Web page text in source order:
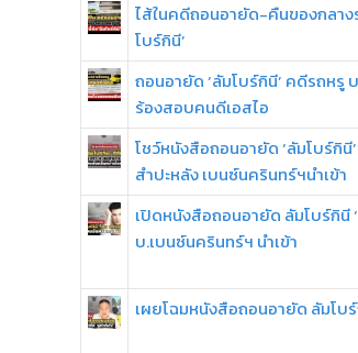
ไส้ในคดีถอนอายัด-คืนของกลาง
โบร์กินี’
ถอนอายัด ‘ลัมโบร์กินี’ คดีรถหรู
ร้องสอบคนดีเอสไอ
โชว์หนังสือถอนอายัด ‘ลัมโบร์กินี
สำปะหลัง เบนซ์นครินทร์ฯนำเข้า
เปิดหนังสือถอนอายัด ลัมโบร์กินี
บ.เบนซ์นครินทร์ฯ นำเข้า
เผยโฉมหนังสือถอนอายัด ลัมโบร์